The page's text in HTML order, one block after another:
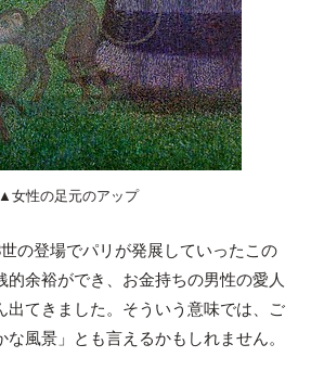
▲女性の足元のアップ
の登場でパリが発展していったこの
的余裕ができ、お金持ちの男性の愛人
出てきました。そういう意味では、ご
な風景」とも言えるかもしれません。